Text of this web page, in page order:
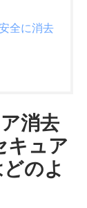
全に消去
消去
キュア
のよ